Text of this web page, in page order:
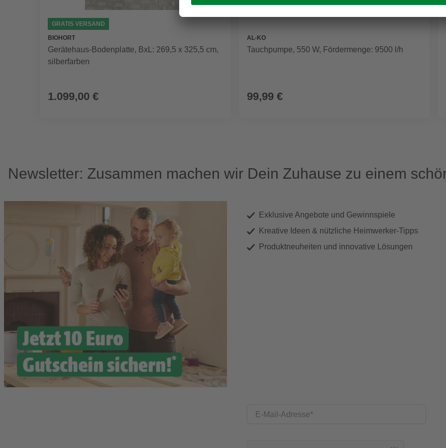
GRATIS VERSAND
BIOHORT
Gerätehaus-Bodenplatte, BxL: 269,5 x 325,5 cm,
silberfarben
1.099,00 €
AL-KO
Tauchpumpe, 550 W, Fördermenge: 9500 l/h
99,99 €
Newsletter: Zusammen machen wir Dein Zuhause zu einem
Exklusive Angebote und Gewinnspiele
Kreative Ideen & nützliche Heimwerker-Tipps
Produktneuheiten und innovative Lösungen
E-Mail-Adresse